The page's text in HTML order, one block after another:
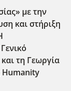
με την
και στήριξη
τη Γεωργία
Humanity